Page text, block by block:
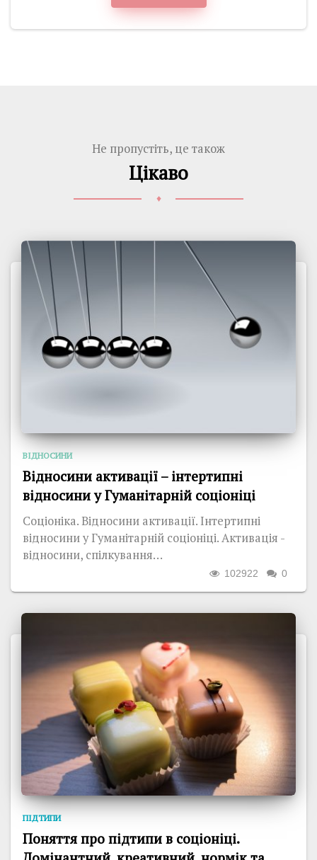
Не пропустіть, це також
Цікаво
♦
ВІДНОСИНИ
Відносини активації – інтертипні
відносини у Гуманітарній соціоніці
Соціоніка. Відносини активації. Інтертипні
відносини у Гуманітарній соціоніці. Активація -
відносини, спілкування…
0
102922
ПІДТИПИ
Поняття про підтипи в соціоніці.